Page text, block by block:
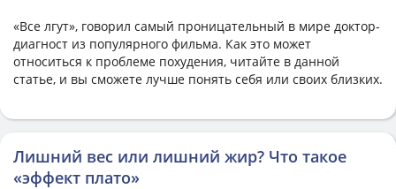
«Все лгут», говорил самый проницательный в мире доктор-
диагност из популярного фильма. Как это может
относиться к проблеме похудения, читайте в данной
статье, и вы сможете лучше понять себя или своих близких.
Лишний вес или лишний жир? Что такое
«эффект плато»